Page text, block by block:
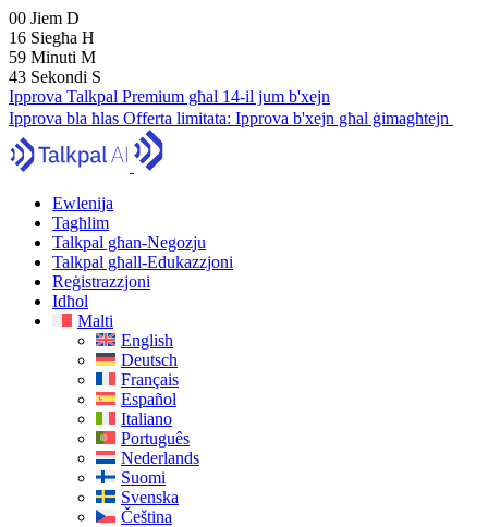
00 Jiem D
16 Siegħa H
59 Minuti M
41 Sekondi S
Ipprova Talkpal Premium għal 14-il jum b'xejn
Ipprova bla ħlas Offerta limitata: Ipprova b'xejn għal ġimagħtejn
Ewlenija
Tagħlim
Talkpal għan-Negozju
Talkpal għall-Edukazzjoni
Reġistrazzjoni
Idħol
Malti
English
Deutsch
Français
Español
Italiano
Português
Nederlands
Suomi
Svenska
Čeština